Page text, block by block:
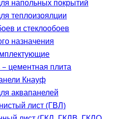
напольных покрытий
теплоизоялции
и стеклообоев
назначения
цементная плита
Кнауф
аквапанелей
лист (ГВЛ)